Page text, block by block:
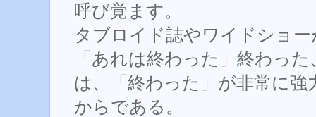
呼び覚ます。
タブロイド誌やワイドショ
「あれは終わった」終わっ
は、「終わった」が非常に強
からである。